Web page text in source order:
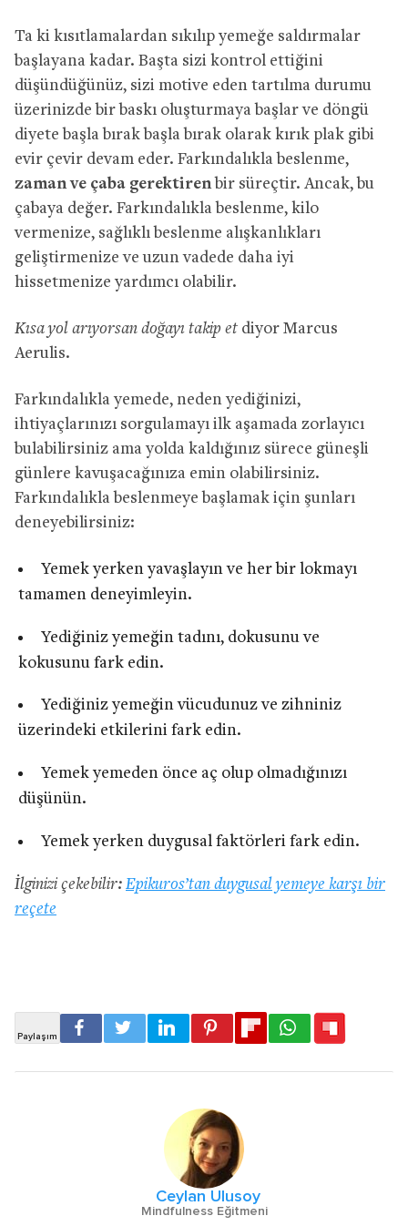
Ta ki kısıtlamalardan sıkılıp yemeğe saldırmalar
başlayana kadar. Başta sizi kontrol ettiğini
düşündüğünüz, sizi motive eden tartılma durumu
üzerinizde bir baskı oluşturmaya başlar ve döngü
diyete başla bırak başla bırak olarak kırık plak gibi
evir çevir devam eder. Farkındalıkla beslenme,
zaman ve çaba gerektirenbir süreçtir. Ancak, bu
çabaya değer. Farkındalıkla beslenme, kilo
vermenize, sağlıklı beslenme alışkanlıkları
geliştirmenize ve uzun vadede daha iyi
hissetmenize yardımcı olabilir.
Kısa yol arıyorsan doğayı takip et diyor Marcus
Aerulis.
Farkındalıkla yemede, neden yediğinizi,
ihtiyaçlarınızı sorgulamayı ilk aşamada zorlayıcı
bulabilirsiniz ama yolda kaldığınız sürece güneşli
günlere kavuşacağınıza emin olabilirsiniz.
Farkındalıkla beslenmeye başlamak için şunları
deneyebilirsiniz:
Yemek yerken yavaşlayın ve her bir lokmayı
tamamen deneyimleyin.
Yediğiniz yemeğin tadını, dokusunu ve
kokusunu fark edin.
Yediğiniz yemeğin vücudunuz ve zihniniz
üzerindeki etkilerini fark edin.
Yemek yemeden önce aç olup olmadığınızı
düşünün.
Yemek yerken duygusal faktörleri fark edin.
İlginizi çekebilir: Epikuros’tan duygusal yemeye karşı bir
reçete
Ceylan Ulusoy
Mindfulness Eğitmeni